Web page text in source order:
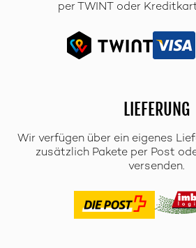
per TWINT oder
LIEFERUNG
Wir verfügen über ein eigenes
zusätzlich Pakete per Post
versenden.